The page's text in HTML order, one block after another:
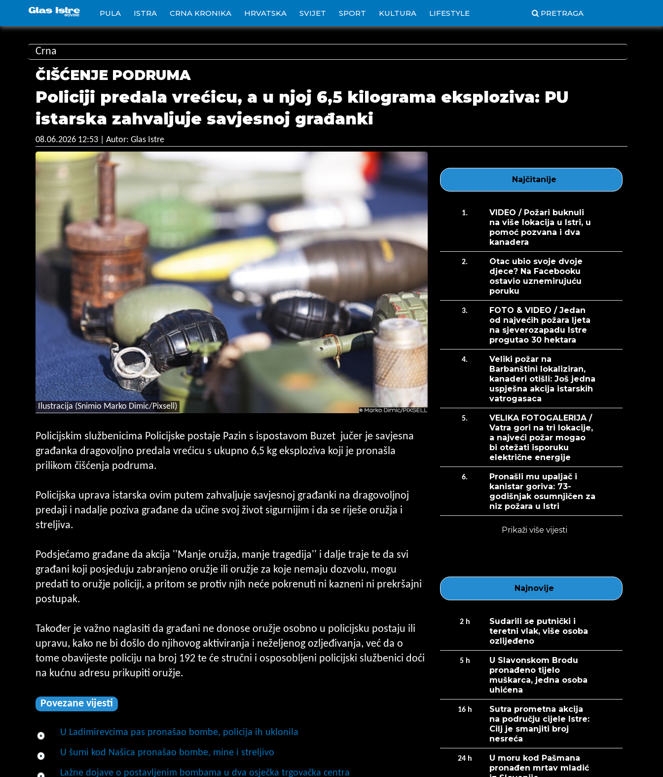
PULA ISTRA CRNA KRONIKA HRVATSKA SVIJET SPORT KULTURA LIFESTYLE PRETRAGA
Crna
ČIŠĆENJE PODRUMA
Policiji predala vrećicu, a u njoj 6,5 kilograma eksploziva: PU
istarska zahvaljuje savjesnoj građanki
08.06.2026 12:53 | Autor: Glas Istre
Ilustracija (Snimio Marko Dimic/Pixsell)
Policijskim službenicima Policijske postaje Pazin s ispostavom Buzet jučer je savjesna
građanka dragovoljno predala vrećicu s ukupno 6,5 kg eksploziva koji je pronašla
prilikom čišćenja podruma.
Policijska uprava istarska ovim putem zahvaljuje savjesnoj građanki na dragovoljnoj
predaji i nadalje poziva građane da učine svoj život sigurnijim i da se riješe oružja i
streljiva.
Podsjećamo građane da akcija ''Manje oružja, manje tragedija'' i dalje traje te da svi
građani koji posjeduju zabranjeno oružje ili oružje za koje nemaju dozvolu, mogu
predati to oružje policiji, a pritom se protiv njih neće pokrenuti ni kazneni ni prekršajni
postupak.
Također je važno naglasiti da građani ne donose oružje osobno u policijsku postaju ili
upravu, kako ne bi došlo do njihovog aktiviranja i neželjenog ozljeđivanja, već da o
tome obavijeste policiju na broj 192 te će stručni i osposobljeni policijski službenici doći
na kućnu adresu prikupiti oružje.
Povezane vijesti
U Ladimirevcima pas pronašao bombe, policija ih uklonila
U šumi kod Našica pronašao bombe, mine i streljivo
Lažne dojave o postavljenim bombama u dva osječka trgovačka centra
Najčitanije
1.
VIDEO / Požari buknuli
na više lokacija u Istri, u
pomoć pozvana i dva
kanadera
2.
Otac ubio svoje dvoje
djece? Na Facebooku
ostavio uznemirujuću
poruku
3.
FOTO & VIDEO / Jedan
od najvećih požara ljeta
na sjeverozapadu Istre
progutao 30 hektara
4.
Veliki požar na
Barbanštini lokaliziran,
kanaderi otišli: Još jedna
uspješna akcija istarskih
vatrogasaca
5.
VELIKA FOTOGALERIJA /
Vatra gori na tri lokacije,
a najveći požar mogao
bi otežati isporuku
električne energije
6.
Pronašli mu upaljač i
kanistar goriva: 73-
godišnjak osumnjičen za
niz požara u Istri
Prikaži više vijesti
Najnovije
2 h
Sudarili se putnički i
teretni vlak, više osoba
ozlijeđeno
5 h
U Slavonskom Brodu
pronađeno tijelo
muškarca, jedna osoba
uhićena
16 h
Sutra prometna akcija
na području cijele Istre:
Cilj je smanjiti broj
nesreća
24 h
U moru kod Pašmana
pronađen mrtav mladić